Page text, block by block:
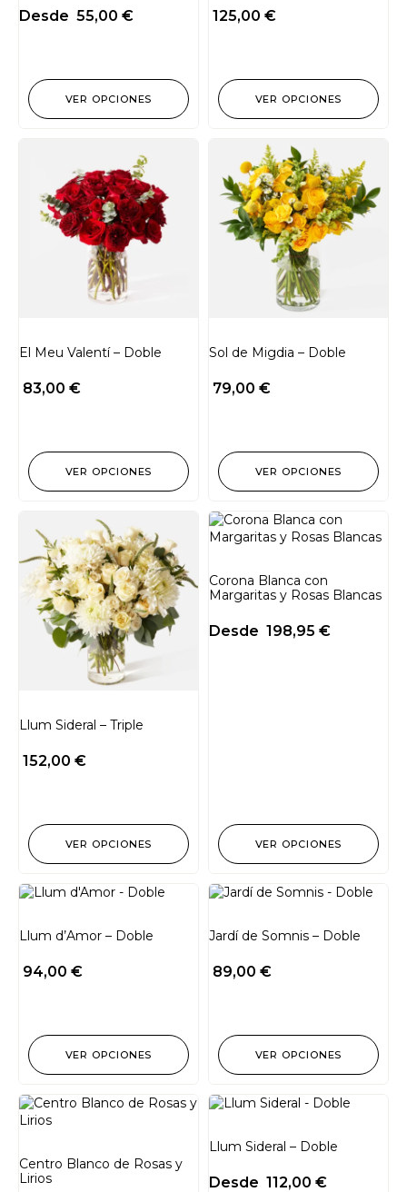
Desde 55,00 €
VER OPCIONES
125,00 €
VER OPCIONES
El Meu Valentí – Doble
83,00 €
VER OPCIONES
Sol de Migdia – Doble
79,00 €
VER OPCIONES
Llum Sideral – Triple
152,00 €
VER OPCIONES
Corona Blanca con
Margaritas y Rosas Blancas
Desde 198,95 €
VER OPCIONES
Llum d’Amor – Doble
94,00 €
VER OPCIONES
Jardí de Somnis – Doble
89,00 €
VER OPCIONES
Centro Blanco de Rosas y
Lirios
Llum Sideral – Doble
Desde 112,00 €